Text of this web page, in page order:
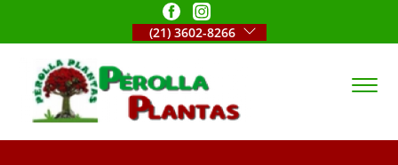
(21) 3602-8266